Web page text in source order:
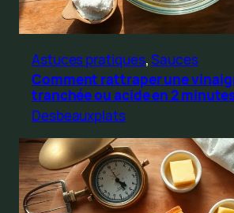
Astuces pratiques, Sauces
Comment rattraper une
tranchée ou acide en 2
Desbeauxplats